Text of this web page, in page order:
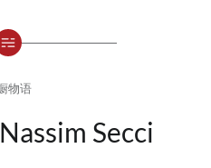
物语
Secci